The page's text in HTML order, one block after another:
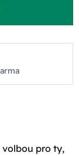
volbou pro ty,